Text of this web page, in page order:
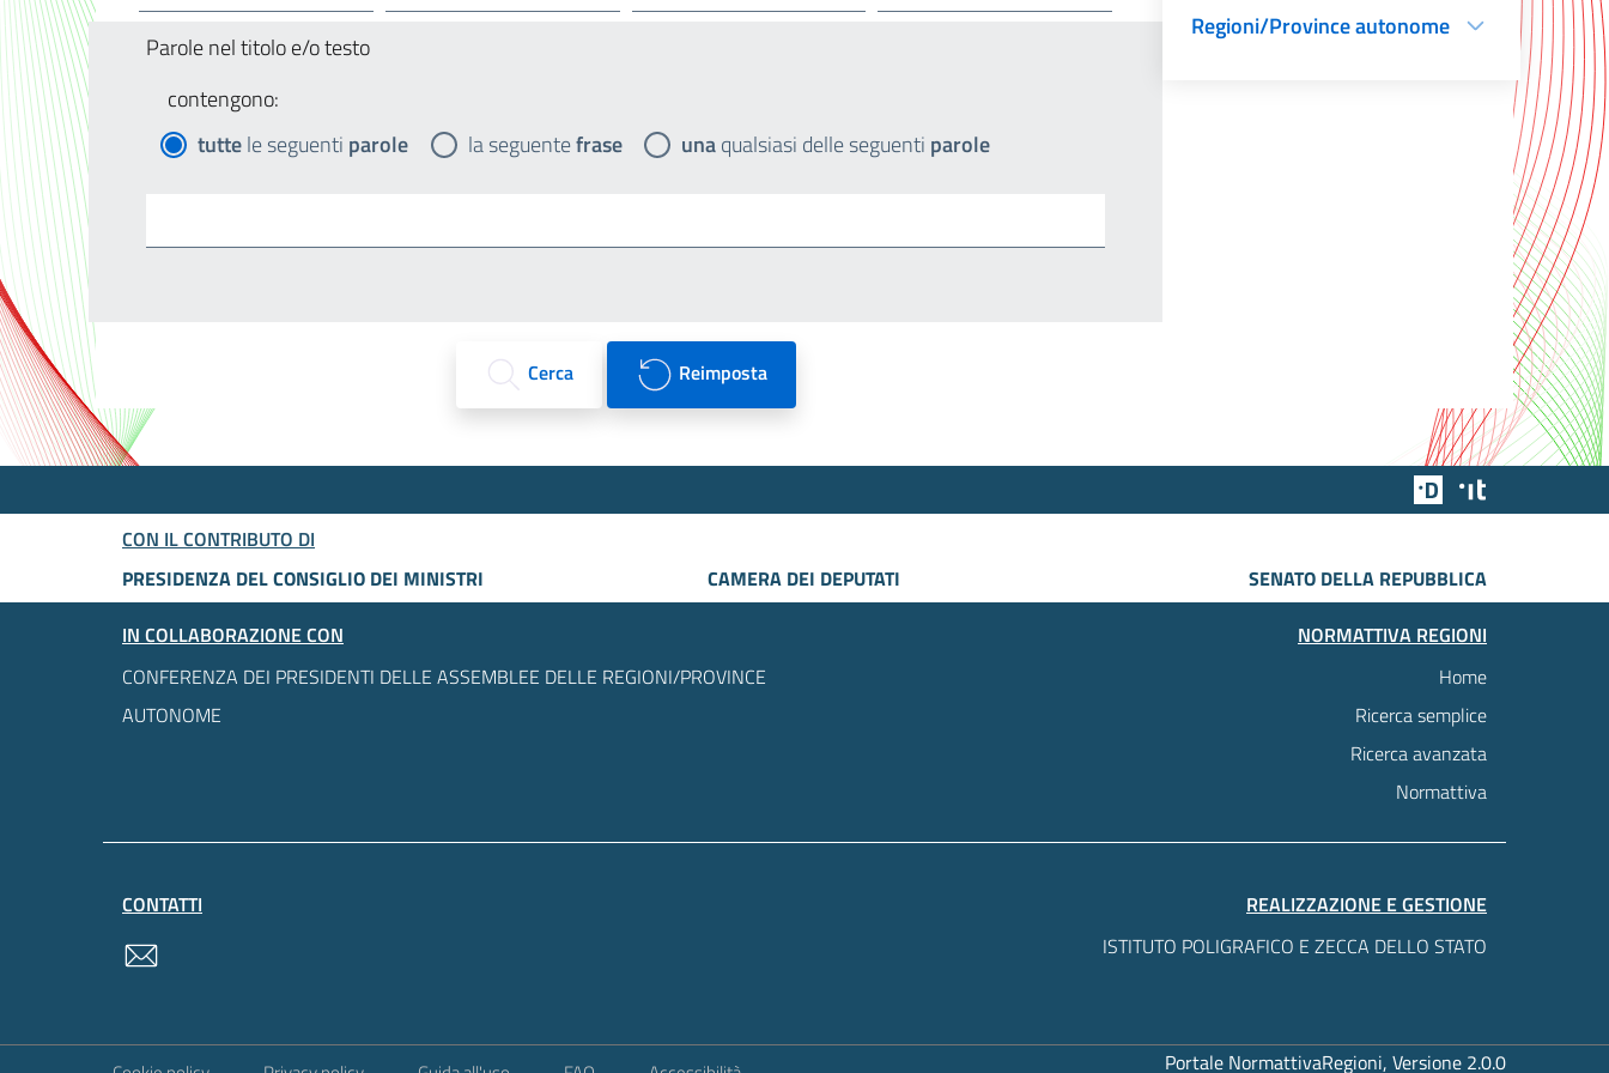
Parole nel titolo e/o testo
contengono:
tuttele seguenti parole la seguentefrase unaqualsiasi delle seguenti parole
Cerca Reimposta
Regioni/Province autonome
Team Digitale
CON IL CONTRIBUTO DI
PRESIDENZA DEL CONSIGLIO DEI MINISTRI
CAMERA DEI DEPUTATI
SENATO DELLA REPUBBLICA
IN COLLABORAZIONE CON
CONFERENZA DEI PRESIDENTI DELLE ASSEMBLEE DELLE REGIONI/PROVINCE
AUTONOME
NORMATTIVA REGIONI
Home
Ricerca semplice
Ricerca avanzata
Normattiva
CONTATTI
REALIZZAZIONE E GESTIONE
ISTITUTO POLIGRAFICO E ZECCA DELLO STATO
Portale NormattivaRegioni, Versione 2.0.0